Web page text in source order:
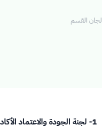
لجان القسم
1- لجنة الجودة والاعتماد الأكاديمي (QAAC)